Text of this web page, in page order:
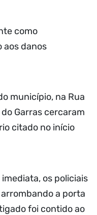
como
aos danos
município, na Rua
Garras cercaram
citado no início
os policiais
a porta
foi contido ao